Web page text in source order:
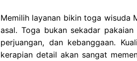
Memilih layanan bikin toga wisuda
asal. Toga bukan sekadar
perjuangan, dan kebanggaan.
kerapian detail akan sangat